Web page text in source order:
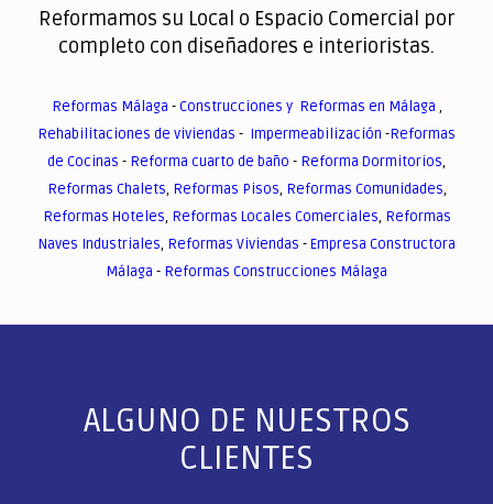
Reformamos su Local o Espacio Comercial por
completo con diseñadores e interioristas.
Reformas Málaga -Construcciones y Reformas en Málaga ,
Rehabilitaciones de viviendas - Impermeabilización -Reformas
de Cocinas - Reforma cuarto de baño - Reforma Dormitorios,
Reformas Chalets, Reformas Pisos, Reformas Comunidades,
Reformas Hoteles, Reformas Locales Comerciales, Reformas
Naves Industriales, Reformas Viviendas -Empresa Constructora
Málaga - Reformas Construcciones Málaga
ALGUNO DE NUESTROS
CLIENTES